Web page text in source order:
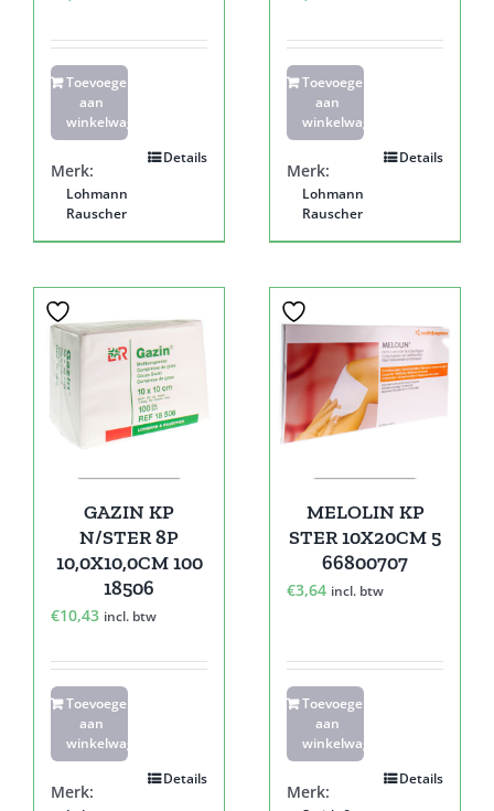
Toevoegen
aan
winkelwagen
Details
Merk:
Lohmann
Rauscher
Toevoegen
aan
winkelwagen
Details
Merk:
Lohmann
Rauscher
GAZIN KP
N/STER 8P
10,0X10,0CM 100
18506
€10,43 incl. btw
Toevoegen
aan
winkelwagen
Details
Merk:
MELOLIN KP
STER 10X20CM 5
66800707
€3,64 incl. btw
Toevoegen
aan
winkelwagen
Details
Merk: